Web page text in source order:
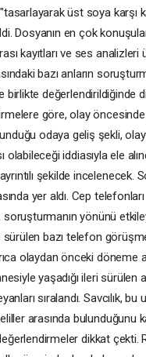
üst soya karşı
Dosyanın en çok
kayıtları ve ses analizleri
bazı anların
birlikte
göre, olay
odaya geliş şekli, olay
olabileceği iddiasıyla ele
şekilde incelenecek.
yer aldı. Cep
soruşturmanın yönünü
bazı telefon
olaydan önceki
yaşadığı ileri sürülen
sıralandı. Savcılık,
arasında bulunduğunu
dikkat çekti.